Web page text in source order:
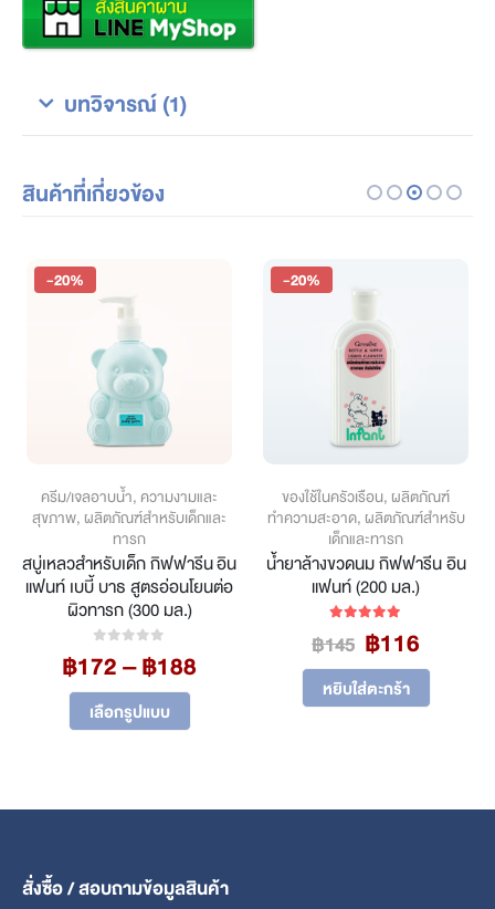
บทวิจารณ์ (1)
สินค้าที่เกี่ยวข้อง
-20%
ครีม/เจลอาบน้ำ, ความงามและ
สุขภาพ, ผลิตภัณฑ์สำหรับเด็กและ
ทารก
สบู่เหลวสำหรับเด็ก กิฟฟารีน อิน
แฟนท์ เบบี้ บาธ สูตรอ่อนโยนต่อ
ผิวทารก (300 มล.)
฿172–฿188
เลือกรูปแบบ
This product has multiple variants. The options may be chosen on the product page
-20%
ของใช้ในครัวเรือน, ผลิตภัณฑ์
ทำความสะอาด, ผลิตภัณฑ์สำหรับ
เด็กและทารก
น้ำยาล้างขวดนม กิฟฟารีน อิน
แฟนท์ (200 มล.)
฿145 Original
price
was:
฿145.
฿116
price
฿116.
หยิบใส่ตะกร้า
สั่งซื้อ / สอบถามข้อมูลสินค้า